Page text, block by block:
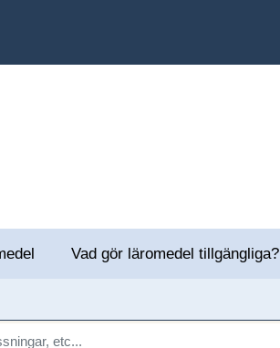
Vad gör läromedel tillgängliga?